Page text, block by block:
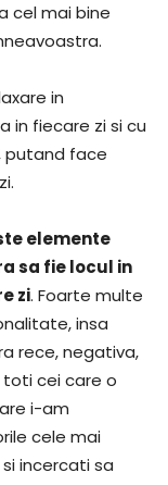
cel mai bine
in
in fiecare zi si cu
putand face
elemente
sa fie locul in
zi. Foarte multe
insa
rece, negativa,
cei care o
i-am
cele mai
incercati sa